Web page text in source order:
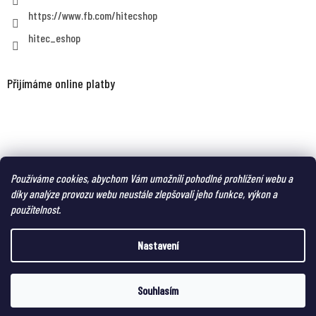
Používáme cookies, abychom Vám umožnili pohodlné prohlížení webu a
díky analýze provozu webu neustále zlepšovali jeho funkce, výkon a
použitelnost.
Nastavení
Souhlasím
https://www.fb.com/hitecshop
hitec_eshop
Přijímáme online platby
MAGNUM eshop - taktická obuv a oblečení pro náročné
Vytvořil Shoptet
HITEC-eshop. Všechna práva vyhrazena.